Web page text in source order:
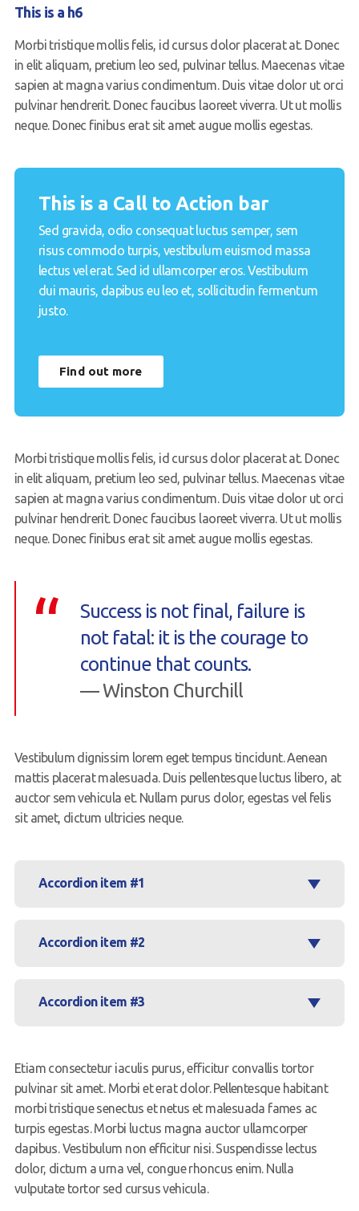
This is a h6
Morbi tristique mollis felis, id cursus dolor placerat at. Donec
in elit aliquam, pretium leo sed, pulvinar tellus. Maecenas vitae
sapien at magna varius condimentum. Duis vitae dolor ut orci
pulvinar hendrerit. Donec faucibus laoreet viverra. Ut ut mollis
neque. Donec finibus erat sit amet augue mollis egestas.
This is a Call to Action bar
Sed gravida, odio consequat luctus semper, sem
risus commodo turpis, vestibulum euismod massa
lectus vel erat. Sed id ullamcorper eros. Vestibulum
dui mauris, dapibus eu leo et, sollicitudin fermentum
justo.
Find out more
Morbi tristique mollis felis, id cursus dolor placerat at. Donec
in elit aliquam, pretium leo sed, pulvinar tellus. Maecenas vitae
sapien at magna varius condimentum. Duis vitae dolor ut orci
pulvinar hendrerit. Donec faucibus laoreet viverra. Ut ut mollis
neque. Donec finibus erat sit amet augue mollis egestas.
Success is not final, failure is
not fatal: it is the courage to
continue that counts.
— Winston Churchill
Vestibulum dignissim lorem eget tempus tincidunt. Aenean
mattis placerat malesuada. Duis pellentesque luctus libero, at
auctor sem vehicula et. Nullam purus dolor, egestas vel felis
sit amet, dictum ultricies neque.
Accordion item #1
Accordion item #2
Accordion item #3
Etiam consectetur iaculis purus, efficitur convallis tortor
pulvinar sit amet. Morbi et erat dolor. Pellentesque habitant
morbi tristique senectus et netus et malesuada fames ac
turpis egestas. Morbi luctus magna auctor ullamcorper
dapibus. Vestibulum non efficitur nisi. Suspendisse lectus
dolor, dictum a urna vel, congue rhoncus enim. Nulla
vulputate tortor sed cursus vehicula.